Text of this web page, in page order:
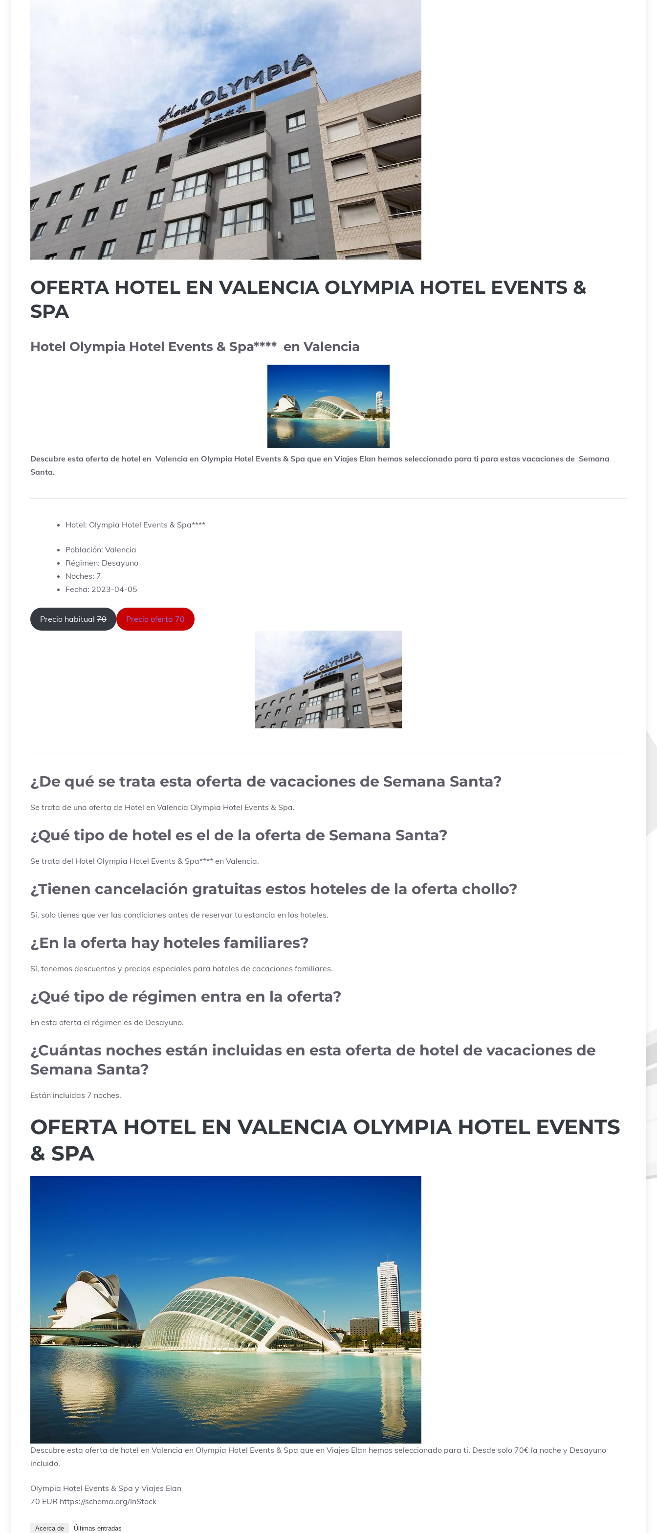
OFERTA HOTEL EN VALENCIA OLYMPIA HOTEL EVENTS &
SPA
Hotel Olympia Hotel Events & Spa**** en Valencia
Descubre esta oferta de hotel en Valencia en Olympia Hotel Events & Spa que en Viajes Elan hemos seleccionado para ti para estas vacaciones de Semana
Santa.
Hotel: Olympia Hotel Events & Spa****
Población: Valencia
Régimen: Desayuno
Noches: 7
Fecha: 2023-04-05
Precio habitual 70 Precio oferta 70
¿De qué se trata esta oferta de vacaciones de Semana Santa?
Se trata de una oferta de Hotel en Valencia Olympia Hotel Events & Spa.
¿Qué tipo de hotel es el de la oferta de Semana Santa?
Se trata del Hotel Olympia Hotel Events & Spa**** en Valencia.
¿Tienen cancelación gratuitas estos hoteles de la oferta chollo?
Sí, solo tienes que ver las condiciones antes de reservar tu estancia en los hoteles.
¿En la oferta hay hoteles familiares?
Sí, tenemos descuentos y precios especiales para hoteles de cacaciones familiares.
¿Qué tipo de régimen entra en la oferta?
En esta oferta el régimen es de Desayuno.
¿Cuántas noches están incluidas en esta oferta de hotel de vacaciones de
Semana Santa?
Están incluidas 7 noches.
OFERTA HOTEL EN VALENCIA OLYMPIA HOTEL EVENTS
& SPA
Descubre esta oferta de hotel en Valencia en Olympia Hotel Events & Spa que en Viajes Elan hemos seleccionado para ti. Desde solo 70€ la noche y Desayuno
incluido.
Olympia Hotel Events & Spa y Viajes Elan
70 EUR https://schema.org/InStock
Acerca de Últimas entradas